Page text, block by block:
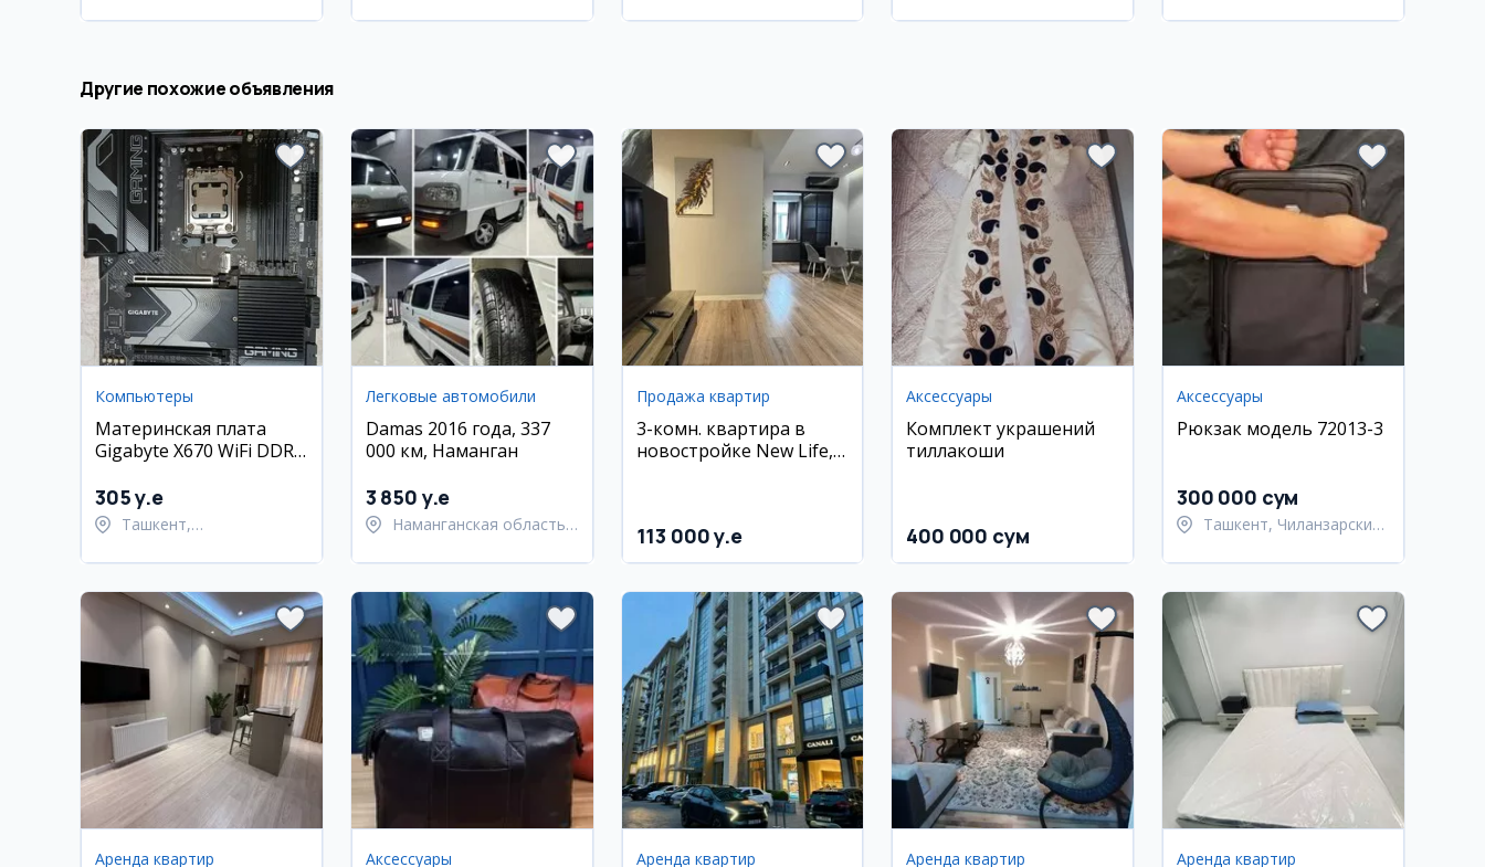
Другие похожие объявления
Компьютеры
Материнская плата
Gigabyte X670 WiFi DDR5
9700X
305 y.e
Ташкент,
Легковые автомобили
Damas 2016 года, 337
000 км, Наманган
3 850 y.e
Наманганская область,
Продажа квартир
3-комн. квартира в
новостройке New Life,
113 000 y.e
Аксессуары
Комплект украшений
тиллакоши
400 000 сум
Аксессуары
Рюкзак модель 72013-3
300 000 сум
Ташкент, Чиланзарский
Аренда квартир Аксессуары Аренда квартир Аренда квартир Аренда квартир